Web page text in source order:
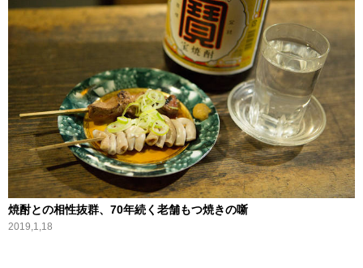
焼酎との相性抜群、70年続く老舗もつ焼きの噺
2019,1,18